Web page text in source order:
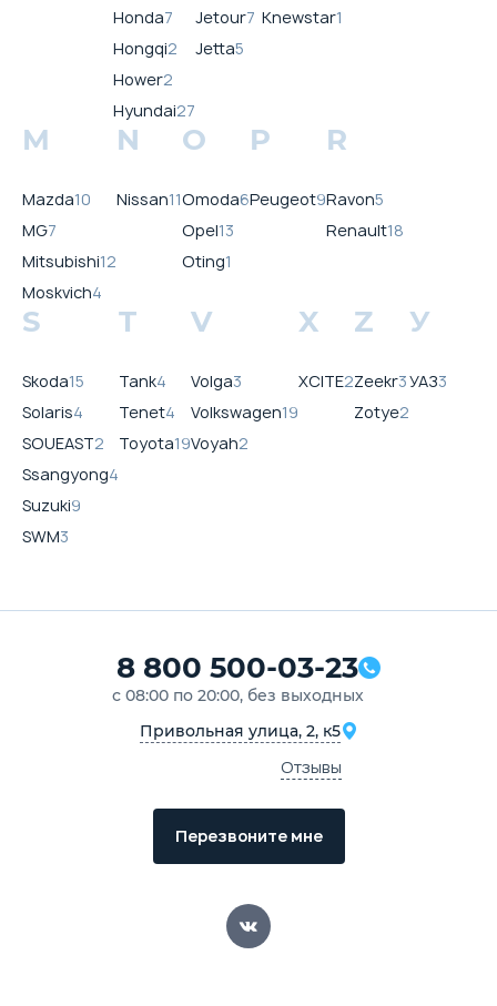
Honda7
Hongqi2
Hower2
Hyundai27
Jetour7
Jetta5
Knewstar1
M
Mazda10
MG7
Mitsubishi12
Moskvich4
N
Nissan11
O
Omoda6
Opel13
Oting1
P
Peugeot9
R
Ravon5
Renault18
S
Skoda15
Solaris4
SOUEAST2
Ssangyong4
Suzuki9
SWM3
T
Tank4
Tenet4
Toyota19
V
Volga3
Volkswagen19
Voyah2
X
XCITE2
Z
Zeekr3
Zotye2
У
УАЗ3
8 800 500-03-23
с 08:00 по 20:00, без выходных
Привольная улица, 2, к5
Отзывы
Перезвоните мне